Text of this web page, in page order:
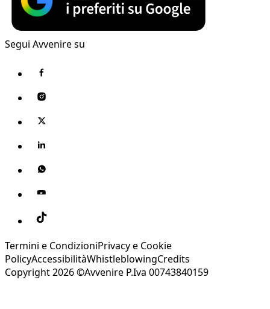
Segui Avvenire su
Termini e CondizioniPrivacy e Cookie
PolicyAccessibilitàWhistleblowingCredits
Copyright 2026 ©Avvenire P.Iva 00743840159